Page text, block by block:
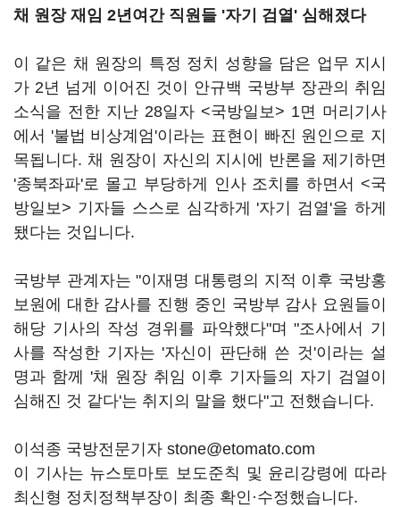
채 원장 재임 2년여간 직원들 '자기 검열' 심해졌다
이 같은 채 원장의 특정 정치 성향을 담은 업무 지시
가 2년 넘게 이어진 것이 안규백 국방부 장관의 취임
소식을 전한 지난 28일자 <국방일보> 1면 머리기사
에서 '불법 비상계엄'이라는 표현이 빠진 원인으로 지
목됩니다. 채 원장이 자신의 지시에 반론을 제기하면
'종북좌파'로 몰고 부당하게 인사 조치를 하면서 <국
방일보> 기자들 스스로 심각하게 '자기 검열'을 하게
됐다는 것입니다.
국방부 관계자는 "이재명 대통령의 지적 이후 국방홍
보원에 대한 감사를 진행 중인 국방부 감사 요원들이
해당 기사의 작성 경위를 파악했다"며 "조사에서 기
사를 작성한 기자는 '자신이 판단해 쓴 것'이라는 설
명과 함께 '채 원장 취임 이후 기자들의 자기 검열이
심해진 것 같다'는 취지의 말을 했다"고 전했습니다.
이석종 국방전문기자 stone@etomato.com
이 기사는 뉴스토마토 보도준칙 및 윤리강령에 따라
최신형 정치정책부장이 최종 확인·수정했습니다.